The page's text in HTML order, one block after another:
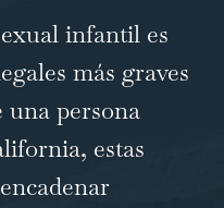
infantil es
más graves
una persona
estas